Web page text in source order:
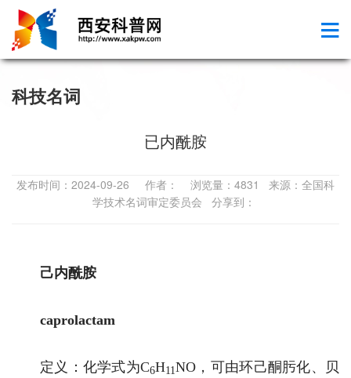
科技名词
已内酰胺
发布时间：2024-09-26 作者： 浏览量：4831 来源：全国科
学技术名词审定委员会 分享到：
己内酰胺
caprolactam
定义：化学式为C6H11NO，可由环己酮肟化、贝